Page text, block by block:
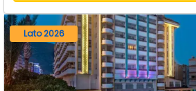
Lato 2026